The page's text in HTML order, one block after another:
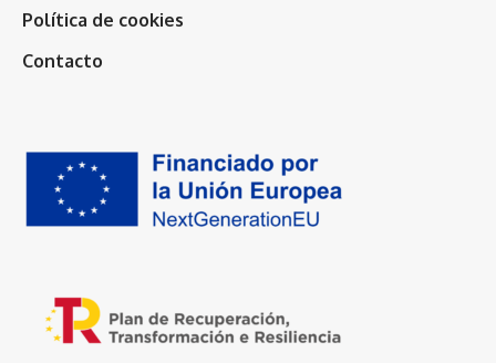
Política de cookies
Contacto